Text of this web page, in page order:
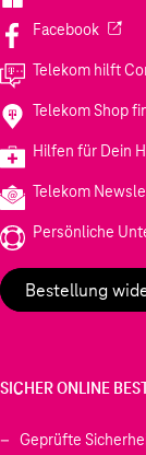
Facebook(Wird
Telekom hilft
Telekom Shop
Hilfen für Dein
Telekom
Persönliche
Bestellung
SICHER ONLINE
Geprüfte